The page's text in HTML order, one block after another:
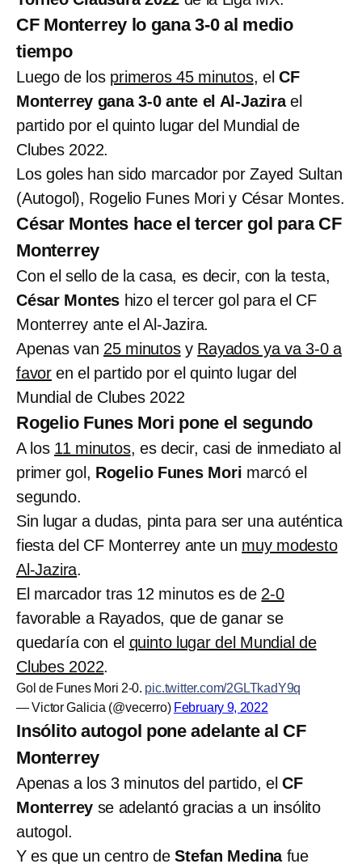
CF Monterrey lo gana 3-0 al medio
tiempo
Luego de los primeros 45 minutos, el CF
Monterrey gana 3-0 ante el Al-Jazirael
partido por el quinto lugar del Mundial de
Clubes 2022.
Los goles han sido marcador por Zayed Sultan
(Autogol), Rogelio Funes Mori y César Montes.
César Montes hace el tercer gol para CF
Monterrey
Con el sello de la casa, es decir, con la testa,
César Montes hizo el tercer gol para el CF
Monterrey ante el Al-Jazira.
Apenas van 25 minutosy Rayados ya va 3-0 a
favor en el partido por el quinto lugar del
Mundial de Clubes 2022
Rogelio Funes Mori pone el segundo
A los 11 minutos, es decir, casi de inmediato al
primer gol, Rogelio Funes Mori marcó el
segundo.
Sin lugar a dudas, pinta para ser una auténtica
fiesta del CF Monterrey ante un muy modesto
Al-Jazira.
El marcador tras 12 minutos es de 2-0
favorable a Rayados, que de ganar se
quedaría con el quinto lugar del Mundial de
Clubes 2022.
Gol de Funes Mori 2-0. pic.twitter.com/2GLTkadY9q
— Victor Galicia (@vecerro) February 9, 2022
Insólito autogol pone adelante al CF
Monterrey
Apenas a los 3 minutos del partido, el CF
Monterrey se adelantó gracias a un insólito
autogol.
Y es que un centro deStefan Medinafue